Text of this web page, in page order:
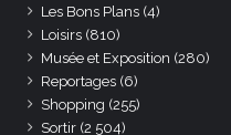
Les Bons Plans (4)
Loisirs (810)
Musée et Exposition (280)
Reportages (6)
Shopping (255)
Sortir (2 504)